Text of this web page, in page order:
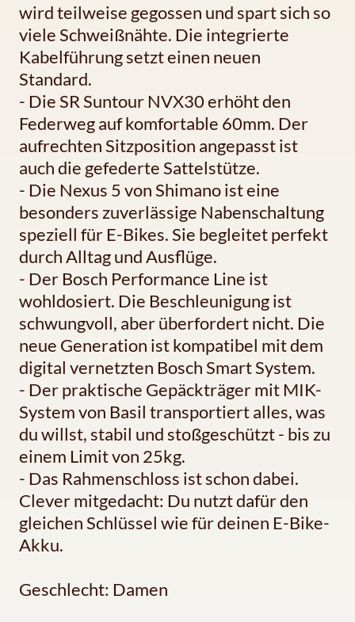
wird teilweise gegossen und spart sich so
viele Schweißnähte. Die integrierte
Kabelführung setzt einen neuen
Standard.
- Die SR Suntour NVX30 erhöht den
Federweg auf komfortable 60mm. Der
aufrechten Sitzposition angepasst ist
auch die gefederte Sattelstütze.
- Die Nexus 5 von Shimano ist eine
besonders zuverlässige Nabenschaltung
speziell für E-Bikes. Sie begleitet perfekt
durch Alltag und Ausflüge.
- Der Bosch Performance Line ist
wohldosiert. Die Beschleunigung ist
schwungvoll, aber überfordert nicht. Die
neue Generation ist kompatibel mit dem
digital vernetzten Bosch Smart System.
- Der praktische Gepäckträger mit MIK-
System von Basil transportiert alles, was
du willst, stabil und stoßgeschützt - bis zu
einem Limit von 25kg.
- Das Rahmenschloss ist schon dabei.
Clever mitgedacht: Du nutzt dafür den
gleichen Schlüssel wie für deinen E-Bike-
Akku.
Geschlecht: Damen